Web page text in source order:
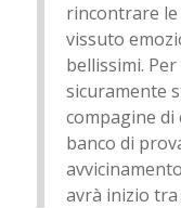
rincontrare
vissuto
bellissimi.
sicuramente
compagine
banco di
avrà inizio tra